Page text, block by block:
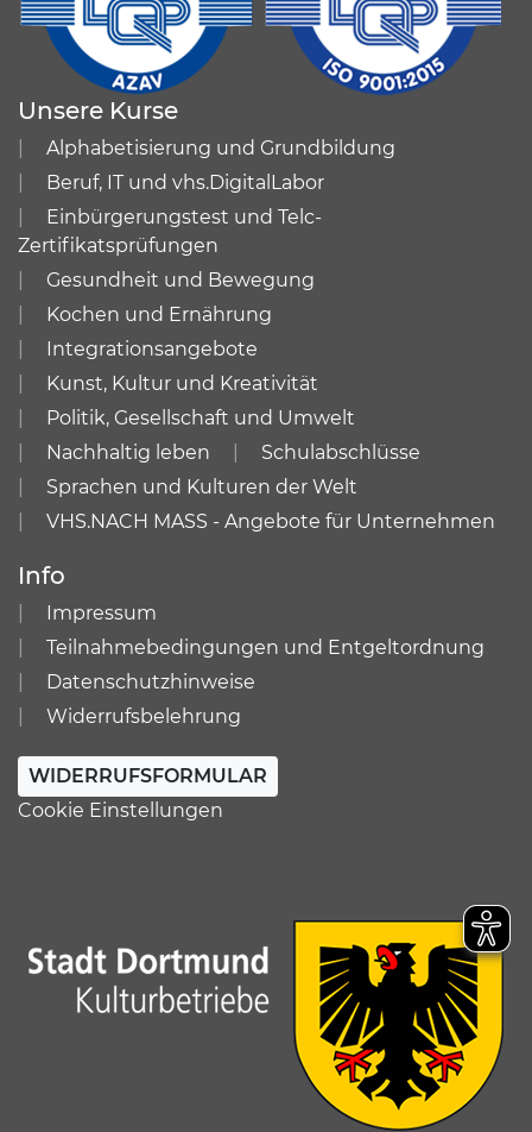
Unsere Kurse
Alphabetisierung und Grundbildung
Beruf, IT und vhs.DigitalLabor
Einbürgerungstest und Telc-
Zertifikatsprüfungen
Gesundheit und Bewegung
Kochen und Ernährung
Integrationsangebote
Kunst, Kultur und Kreativität
Politik, Gesellschaft und Umwelt
Nachhaltig leben
Schulabschlüsse
Sprachen und Kulturen der Welt
VHS.NACH MASS - Angebote für Unternehmen
Info
Impressum
Teilnahmebedingungen und Entgeltordnung
Datenschutzhinweise
Widerrufsbelehrung
WIDERRUFSFORMULAR
Cookie Einstellungen